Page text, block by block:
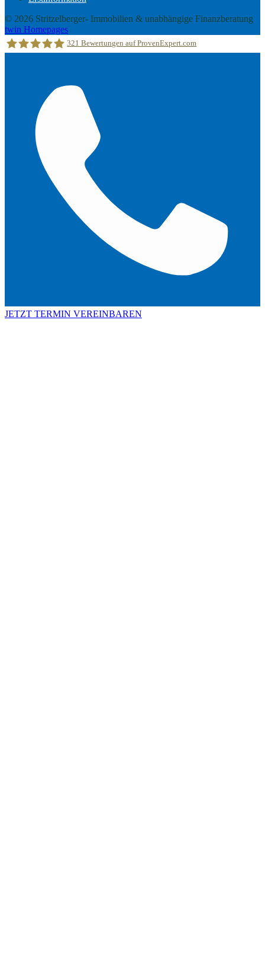
© 2026 Stritzelberger- Immobilien & unabhängige Finanzberatung
twin Homepages
321 Bewertungen auf ProvenExpert.com
JETZT TERMIN VEREINBAREN